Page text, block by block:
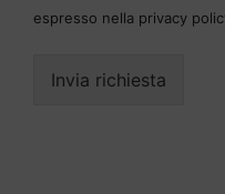
espresso nella privacy
Invia richiesta